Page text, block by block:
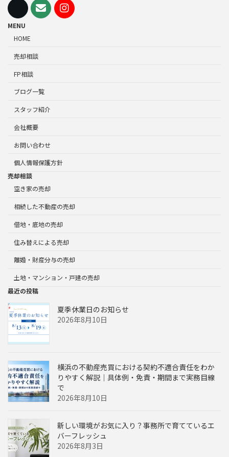
MENU
HOME
売却相談
FP相談
ブログ一覧
スタッフ紹介
会社概要
お問い合わせ
個人情報保護方針
売却相談
空き家の売却
相続した不動産の売却
借地・底地の売却
住み替えによる売却
離婚・財産分与の売却
土地・マンション・戸建の売却
最近の投稿
夏季休業日のお知らせ
2026年8月10日
横浜の不動産売買における契約不適合責任をわか
りやすく解説｜具体例・免責・期間まで実務目線
で
2026年8月10日
新しい環境がお気に入り？事務所で育てているエ
バーフレッシュ
2026年8月3日